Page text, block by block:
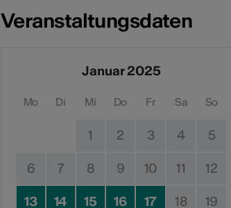
Veranstaltungsdaten
Januar 2025
Mo Di Mi Do Fr Sa So
1 2 3 4 5
6 7 8 9 10 11 12
13 14 15 16 17 18 19